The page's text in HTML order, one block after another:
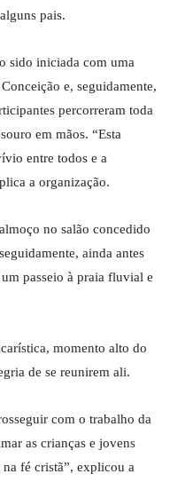
pais.
sido iniciada com uma
e, seguidamente,
percorreram toda
em mãos. “Esta
entre todos e a
a organização.
no salão concedido
ainda antes
passeio à praia fluvial e
momento alto do
de se reunirem ali.
com o trabalho da
as crianças e jovens
fé cristã”, explicou a